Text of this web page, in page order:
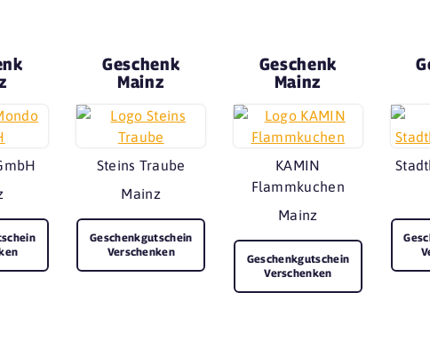
Geschenk
Mainz
Steins Traube
Mainz
Geschenkgutschein
Verschenken
Geschenk
Mainz
KAMIN
Flammkuchen
Mainz
Geschenkgutschein
Verschenken